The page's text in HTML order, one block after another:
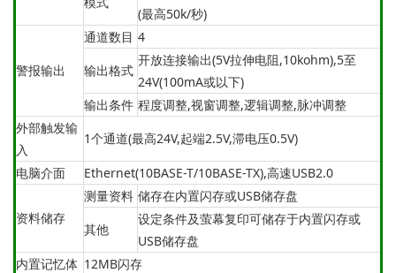
(最高50k/秒)
警报输出
通道数目 4
输出格式
开放连接输出(5V拉伸电阻,10kohm),5至
24V(100mA或以下)
输出条件 程度调整,视窗调整,逻辑调整,脉冲调整
外部触发输
入
1个通道(最高24V,起端2.5V,滞电压0.5V)
电脑介面 Ethernet(10BASE-T/10BASE-TX),高速USB2.0
资料储存
测量资料 储存在内置闪存或USB储存盘
其他
设定条件及萤幕复印可储存于内置闪存或
USB储存盘
内置记忆体 12MB闪存